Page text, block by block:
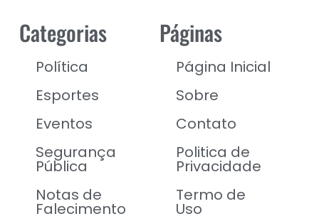
Categorias
Política
Esportes
Eventos
Segurança
Pública
Notas de
Falecimento
Páginas
Página Inicial
Sobre
Contato
Politica de
Privacidade
Termo de
Uso